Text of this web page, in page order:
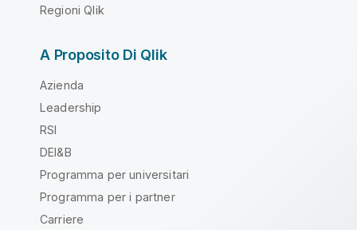
Regioni Qlik
A Proposito Di Qlik
Azienda
Leadership
RSI
DEI&B
Programma per universitari
Programma per i partner
Carriere